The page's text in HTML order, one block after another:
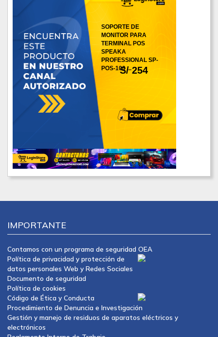
S/ 254
SOPORTE DE
MONITOR PARA
TERMINAL POS
SPEAKA
PROFESSIONAL SP-
POS-100 ...
IMPORTANTE
Contamos con un programa de seguridad OEA
Política de privacidad y protección de
datos personales Web y Redes Sociales
Documento de seguridad
Política de cookies
Código de Ética y Conducta
Procedimiento de Denuncia e Investigación
Gestión y manejo de residuos de aparatos eléctricos y
electrónicos